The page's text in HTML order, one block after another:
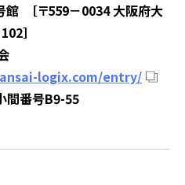
館 ［〒559－0034 大阪府大
］
logix.com/entry/
間番号B9-55